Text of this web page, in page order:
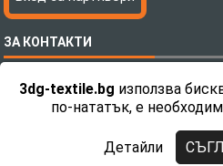
3dg-textile.bg използва
по-нататък, е
Детайли
Хавлиени кърпи
Пончо за водни спортове
Микрофибърни Велурени Кърпи
Детски пончота
Файлове за печат
Как да поръчам?
С какво сме различни?
Контакти
Политика за поверителност
ЗА КОНТАКТИ
Телефон:0892 26 04 34 / 0896